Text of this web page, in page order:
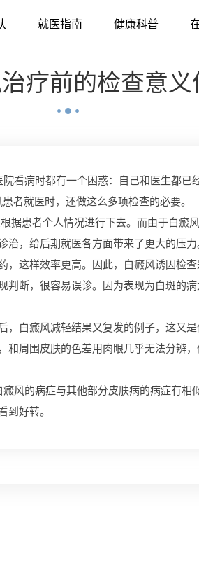
就医指南 健康科普
疗前的检查意义
看病时都有一个困惑：自己和医生都已
者就医时，还做这么多项检查的必要。
患者个人情况进行下去。而由于白癜
，给后期就医各方面带来了更大的压
这样效率更高。因此，白癜风诱因检查
断，很容易误诊。因为表现为白斑的病
白癜风减轻结果又复发的例子，这又是
围皮肤的色差用肉眼几乎无法分辨，
癜风的病症与其他部分皮肤病的病症有
到好转。